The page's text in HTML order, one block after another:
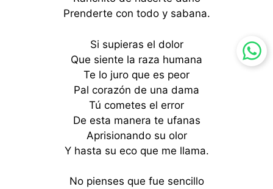
Prenderte con todo y sabana.
Si supieras el dolor
Que siente la raza humana
Te lo juro que es peor
Pal corazón de una dama
Tú cometes el error
De esta manera te ufanas
Aprisionando su olor
Y hasta su eco que me llama.
No pienses que fue sencillo